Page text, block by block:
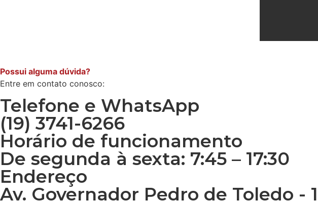
Possui alguma dúvida?
Entre em contato conosco:
Telefone e WhatsApp
(19) 3741-6266
Horário de funcionamento
De segunda à sexta: 7:45 – 17:30
Endereço
Av. Governador Pedro de Toledo -